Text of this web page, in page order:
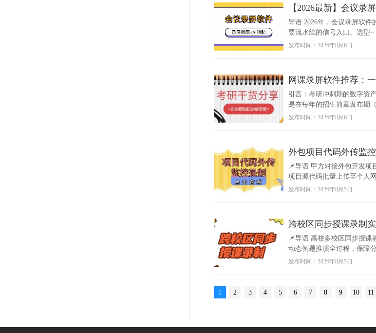
【2026最新】会议录
导语 2026年，会议录屏软
要流水线的信号入口。选型···
发布时间：2026年8月6日
网课录屏软件推荐：
引言：考研冲刺期的数字资
是在每年的招生简章发布期
发布时间：2026年8月6日
外包项目代码外传监
📌导语 甲方对接外包开发项
项目源代码批量上传至个人
发布时间：2026年8月5日
跨校区同步授课录制
📌导语 高校多校区同步授课
动态例题推演全过程，保障
发布时间：2026年8月5日
1 2 3 4 5 6 7 8 9 10 11